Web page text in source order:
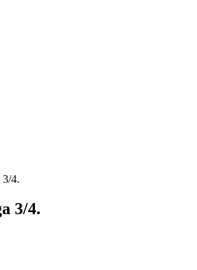
3/4.
3/4.